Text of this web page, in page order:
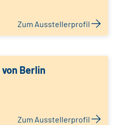
Zum Ausstellerprofil
Berlin
Zum Ausstellerprofil